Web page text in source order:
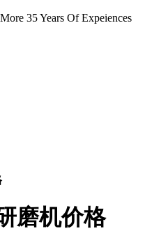
35 Years Of Expeiences
磨机价格